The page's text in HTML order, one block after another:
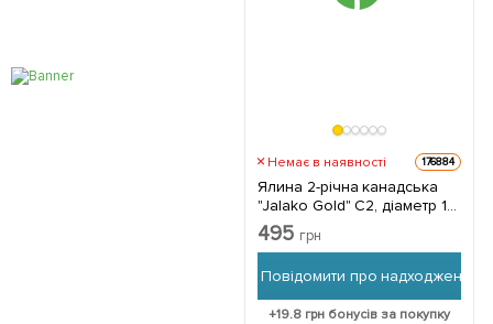
Немає в наявності 176884
Ялина 2-річна канадська
"Jalako Gold" С2, діаметр 10-
15см 1 саджанець в
упаковці
495 грн
Повідомити про надходження
+19.8 грн бонусів за покупку